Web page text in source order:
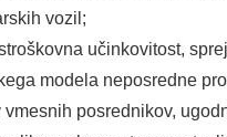
vozil;
učinkovitost,
modela neposredne
vmesnih posrednikov,